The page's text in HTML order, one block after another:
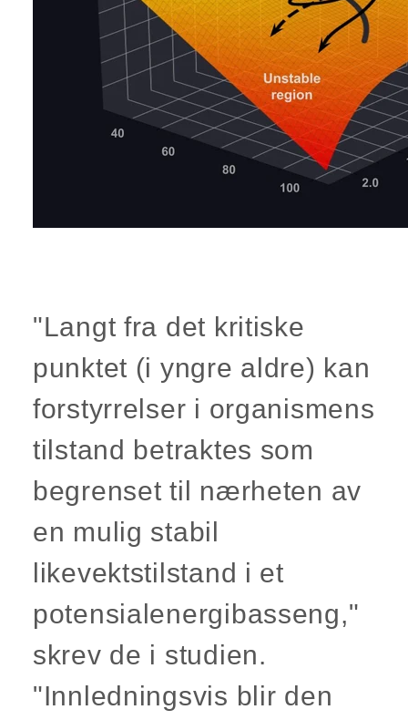
"Langt fra det kritiske
punktet (i yngre aldre) kan
forstyrrelser i organismens
tilstand betraktes som
begrenset til nærheten av
en mulig stabil
likevektstilstand i et
potensialenergibasseng,"
skrev de i studien.
"Innledningsvis blir den